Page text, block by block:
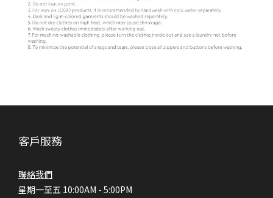
客戶服務
聯絡我們
星期一至五 10:00AM - 5:00PM